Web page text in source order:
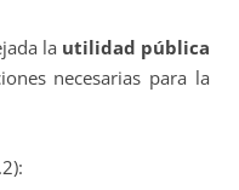
la utilidad pública
necesarias para la